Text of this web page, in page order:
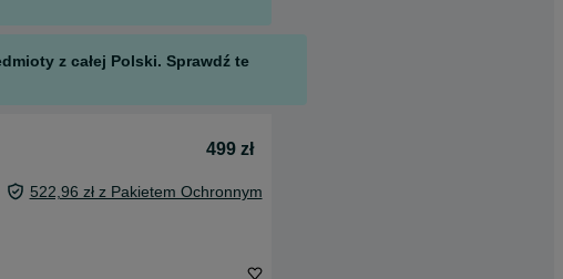
z całej Polski. Sprawdź te
499 zł
522,96 zł z Pakietem Ochronnym